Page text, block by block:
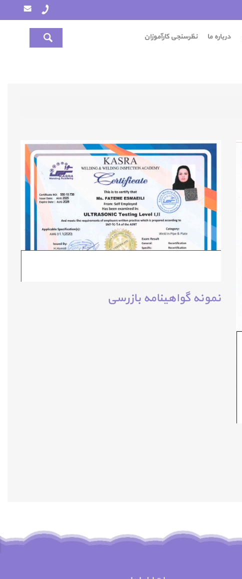
درباره ما نظرسنجی کارآموزان
نمونه گواهینامه بازرسی